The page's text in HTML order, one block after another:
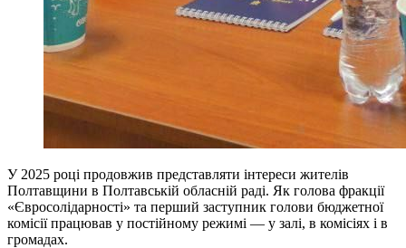
У 2025 році продовжив представляти інтереси жителів
Полтавщини в Полтавській обласній раді. Як голова фракції
«Євросолідарності» та перший заступник голови бюджетної
комісії працював у постійному режимі — у залі, в комісіях і в
громадах.